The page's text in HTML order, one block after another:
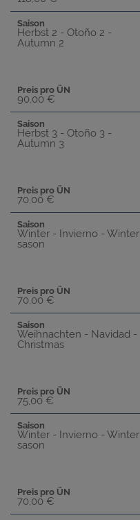
Saison
Herbst 2 - Otoño 2 -
Autumn 2
Preis pro ÜN
90,00 €
Saison
Herbst 3 - Otoño 3 -
Autumn 3
Preis pro ÜN
70,00 €
Saison
Winter - Invierno - Winter
sason
Preis pro ÜN
70,00 €
Saison
Weihnachten - Navidad -
Christmas
Preis pro ÜN
75,00 €
Saison
Winter - Invierno - Winter
sason
Preis pro ÜN
70,00 €